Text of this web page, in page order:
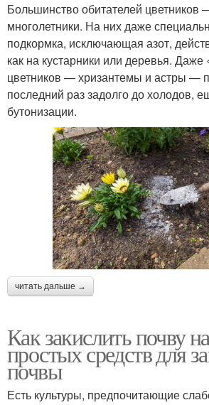
Большинство обитателей цветников
многолетники. На них даже
подкормка, исключающая азот,
как на кустарники или деревья.
цветников — хризантемы и астры —
последний раз задолго до холодов,
бутонизации.
читать дальше →
Как закислить почву
простых средств для
почвы
Есть культуры, предпочитающие